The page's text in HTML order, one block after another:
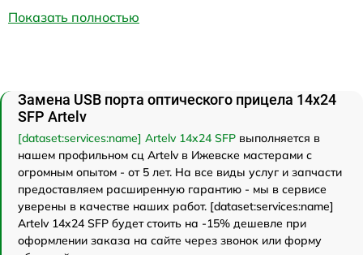
Показать полностью
Замена USB порта оптического прицела 14x24
SFP Artelv
[dataset:services:name] Artelv 14x24 SFP выполняется в
нашем профильном сц Artelv в Ижевске мастерами с
огромным опытом - от 5 лет. На все виды услуг и запчасти
предоставляем расширенную гарантию - мы в сервисе
уверены в качестве наших работ. [dataset:services:name]
Artelv 14x24 SFP будет стоить на -15% дешевле при
оформлении заказа на сайте через звонок или форму